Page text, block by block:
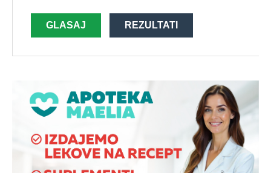
GLASAJ REZULTATI